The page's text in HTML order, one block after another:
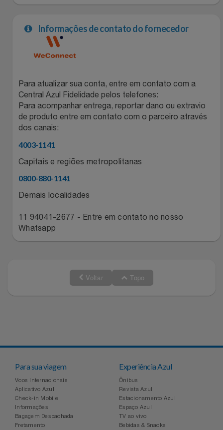
Informações de contato do fornecedor
Para atualizar sua conta, entre em contato com a
Central Azul Fidelidade pelos telefones:
Para acompanhar entrega, reportar dano ou extravio
de produto entre em contato com o parceiro através
dos canais:
4003-1141
Capitais e regiões metropolitanas
0800-880-1141
Demais localidades
11 94041-2677 - Entre em contato no nosso
Whatsapp
Voltar Topo
Para sua viagem
Voos Internacionais
Aplicativo Azul
Check-in Mobile
Informações
Bagagem Despachada
Fretamento
Experiência Azul
Ônibus
Revista Azul
Estacionamento Azul
Espaço Azul
TV ao vivo
Bebidas & Snacks